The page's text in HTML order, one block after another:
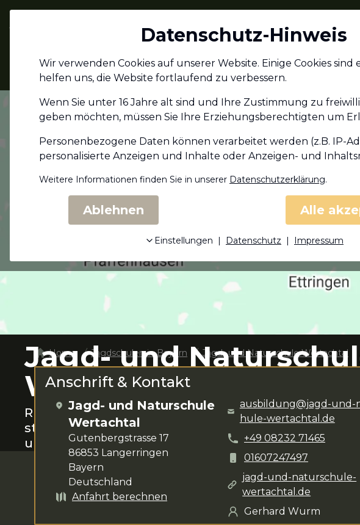
Alle Infos zum
Jagdschein
Jagd- und
Wertachtal
Rund umLangerringendas Jagen lernen.Gerhard
steht dir für deine Anliegen zur Verfügung. Das
umfasst Kompaktkurs
Home Jagdschulen inBayern Jagd- und Naturschule Wertachtal
Anschrift & Kontakt
Jagd- und Naturschule
Wertachtal
Gutenbergstrasse 17
86853 Langerringen
Bayern
Deutschland
Anfahrt berechnen
ausbildung@jagd-und-
hule-wertachtal.de
+49 08232 71465
01607247497
jagd-und-naturschule-
wertachtal.de
Gerhard Wurm
Datenschutz-Hinweis
Wir verwenden Cookies auf unserer Website. Einige Cookies sind
helfen uns, die Website fortlaufend zu verbessern.
Wenn Sie unter 16 Jahre alt sind und Ihre Zustimmung zu
geben möchten, müssen Sie Ihre Erziehungs­berechtigten um
Personenbezogene Daten können verarbeitet werden (z.B. IP-
personalisierte Anzeigen und Inhalte oder Anzeigen- und
Weitere Informationen finden Sie in unserer Datenschutzerklärung.
Ablehnen Alle
Einstellungen | Datenschutz | Impressum